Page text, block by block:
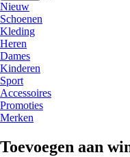
Nieuw
Schoenen
Kleding
Heren
Dames
Kinderen
Sport
Accessoires
Promoties
Merken
Toevoegen aan